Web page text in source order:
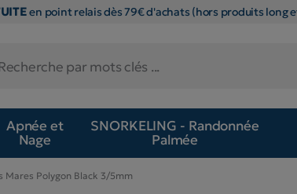
en point relais dès 79€ d'achats (hors produits long
Apnée et
Nage
SNORKELING - Randonnée
Palmée
Mares Polygon Black 3/5mm